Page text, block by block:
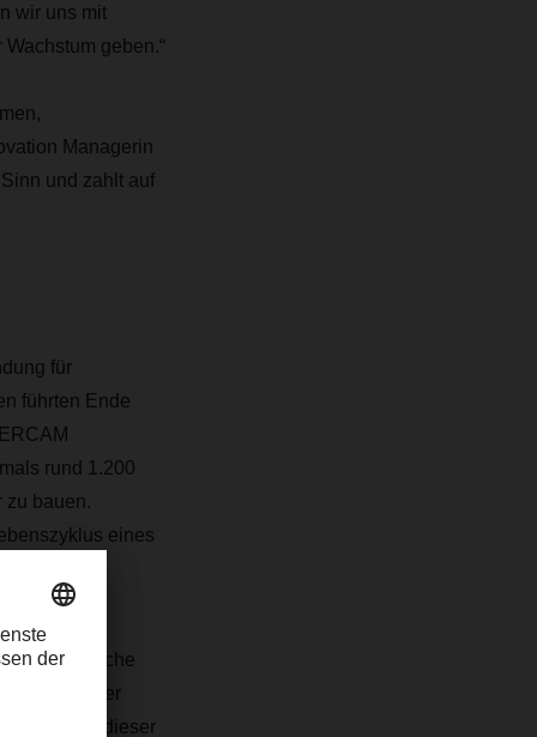
wir uns mit
geben.“
Managerin
und zahlt auf
für
führten Ende
rund 1.200
zu bauen.
eines
ökologische
der
dieser